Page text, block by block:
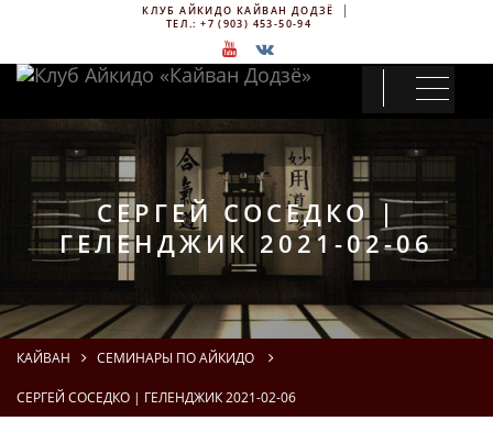
КЛУБ АЙКИДО КАЙВАН ДОДЗЁ
ТЕЛ.:+7 (903) 453-50-94
СЕРГЕЙ СОСЕДКО |
ГЕЛЕНДЖИК 2021-02-06
КАЙВАН СЕМИНАРЫ ПО АЙКИДО
СЕРГЕЙ СОСЕДКО | ГЕЛЕНДЖИК 2021-02-06